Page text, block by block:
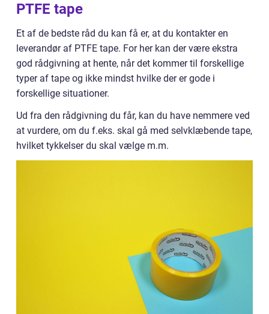
PTFE tape
Et af de bedste råd du kan få er, at du kontakter en
leverandør af PTFE tape. For her kan der være ekstra
god rådgivning at hente, når det kommer til forskellige
typer af tape og ikke mindst hvilke der er gode i
forskellige situationer.
Ud fra den rådgivning du får, kan du have nemmere ved
at vurdere, om du f.eks. skal gå med selvklæbende tape,
hvilket tykkelser du skal vælge m.m.